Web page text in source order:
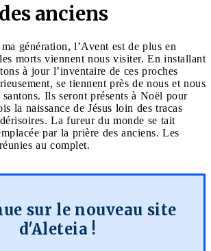
anciens
génération, l’Avent est de plus en
morts viennent nous visiter. En installant
à jour l’inventaire de ces proches
se tiennent près de nous et nous
Ils seront présents à Noël pour
la naissance de Jésus loin des tracas
La fureur du monde se tait
par la prière des anciens. Les
au complet.
sur le nouveau site
d'Aleteia !